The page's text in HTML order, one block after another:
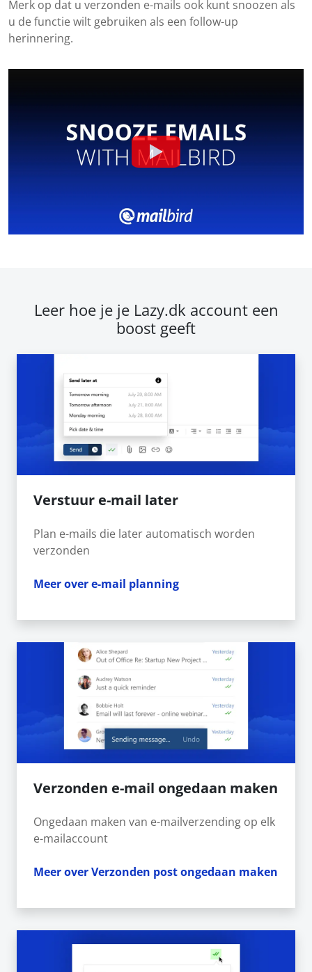
Merk op dat u verzonden e-mails ook kunt snoozen als
u de functie wilt gebruiken als een follow-up
herinnering.
Leer hoe je je Lazy.dk account een
boost geeft
Verstuur e-mail later
Plan e-mails die later automatisch worden
verzonden
Meer over e-mail planning
Verzonden e-mail ongedaan maken
Ongedaan maken van e-mailverzending op elk
e-mailaccount
Meer over Verzonden post ongedaan maken